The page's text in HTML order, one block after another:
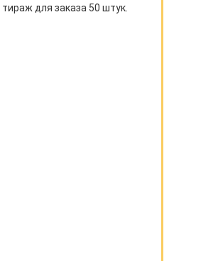
для заказа 50 штук.